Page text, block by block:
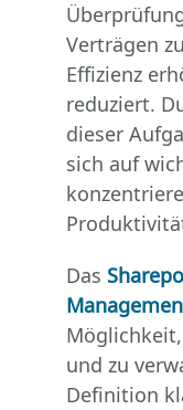
Verträgen
Effizienz
reduziert.
dieser
sich auf
Das
und zu
Definition